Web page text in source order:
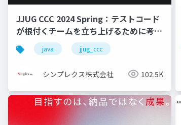
JJUG CCC 2024 Spring：テストコード
が根付くチームを立ち上げるために考え
たいことjava jjug_ccc
シンプレクス株式会社 102.5K